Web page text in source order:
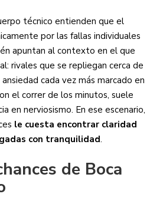
técnico entienden que el
por las fallas individuales
apuntan al contexto en el que
rivales que se repliegan cerca de
cada vez más marcado en
el correr de los minutos, suele
en nerviosismo. En ese escenario,
le cuesta encontrar claridad
con tranquilidad.
de Boca